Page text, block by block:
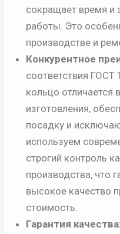
сокращает время и
работы. Это
производстве и
Конкурентное
соответствия
кольцо отличается
изготовления,
посадку и
используем
строгий контроль
производства, что
высокое качество
стоимость.
Гарантия